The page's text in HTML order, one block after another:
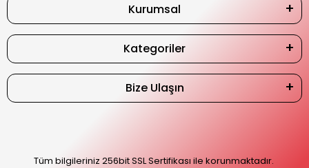
Kurumsal
Kategoriler
Bize Ulaşın
Tüm bilgileriniz 256bit SSL Sertifikası ile korunmaktadır.